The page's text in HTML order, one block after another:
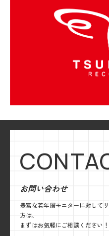
お問い合わせ
豊富な若年層モニターに対して
方は、
まずはお気軽にご相談ください！